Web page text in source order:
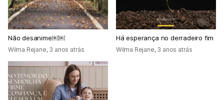
Não desanime￼￼
Wilma Rejane, 3 anos atrás
Há esperança no derradeiro fim
Wilma Rejane, 3 anos atrás